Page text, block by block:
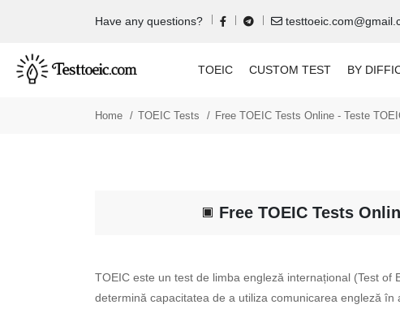
Have any questions?
TOEIC CUSTOM TEST BY
Home TOEIC Tests Free TOEIC Tests Online - Teste
Free TOEIC Tests
TOEIC este un test de limba engleză internațional (Test
determină capacitatea de a utiliza comunicarea engleză în